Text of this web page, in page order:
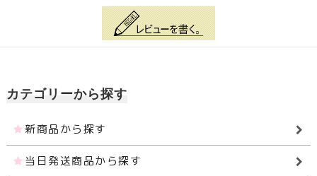
カテゴリーから探す
新商品から探す
当日発送商品から探す